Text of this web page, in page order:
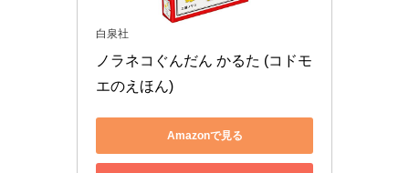
白泉社
ノラネコぐんだん かるた (コドモ
エのえほん)
Amazonで見る